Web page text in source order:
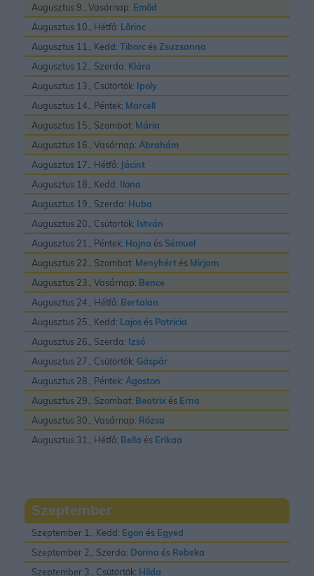
Augusztus 9., Vasárnap: Emõd
Augusztus 10., Hétfő: Lõrinc
Augusztus 11., Kedd: Tiborc ésZsuzsanna
Augusztus 12., Szerda: Klára
Augusztus 13., Csütörtök: Ipoly
Augusztus 14., Péntek: Marcell
Augusztus 15., Szombat: Mária
Augusztus 16., Vasárnap: Ábrahám
Augusztus 17., Hétfő: Jácint
Augusztus 18., Kedd: Ilona
Augusztus 19., Szerda: Huba
Augusztus 20., Csütörtök: István
Augusztus 21., Péntek: Hajna és Sémuel
Augusztus 22., Szombat: Menyhért és Mirjam
Augusztus 23., Vasárnap: Bence
Augusztus 24., Hétfő: Bertalan
Augusztus 25., Kedd: Lajos és Patricia
Augusztus 26., Szerda: Izsó
Augusztus 27., Csütörtök: Gáspár
Augusztus 28., Péntek: Ágoston
Augusztus 29., Szombat: Beatrix és Erna
Augusztus 30., Vasárnap: Rózsa
Augusztus 31., Hétfő: Bella és Erikaa
Szeptember
Szeptember 1., Kedd: Egon és Egyed
Szeptember 2., Szerda: Dorina és Rebeka
Szeptember 3., Csütörtök: Hilda